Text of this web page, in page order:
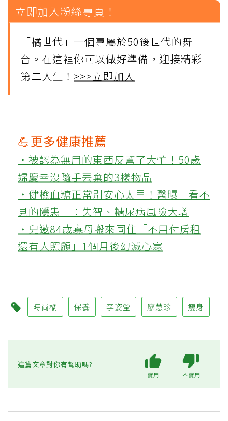
立即加入粉絲專頁！
「橘世代」一個專屬於50後世代的舞
台。在這裡你可以做好準備，迎接精彩
第二人生！ >>>立即加入
💪更多健康推薦
‧被認為無用的東西反幫了大忙！50歲
婦慶幸沒隨手丟棄的3樣物品
‧健檢血糖正常別安心太早！醫曝「看不
見的隱患」：失智、糖尿病風險大增
‧兒邀84歲寡母搬來同住「不用付房租
還有人照顧」1個月後幻滅心寒
時尚橘 保養 李姿瑩 廖慧珍 瘦身
這篇文章對你有幫助嗎?
實用 不實用